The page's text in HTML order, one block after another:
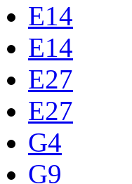
E14
E14
E27
E27
G4
G9